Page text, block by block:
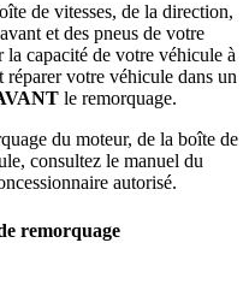
de vitesses, de la direction,
et des pneus de votre
capacité de votre véhicule à
réparer votre véhicule dans un
le remorquage.
du moteur, de la boîte de
consultez le manuel du
autorisé.
remorquage